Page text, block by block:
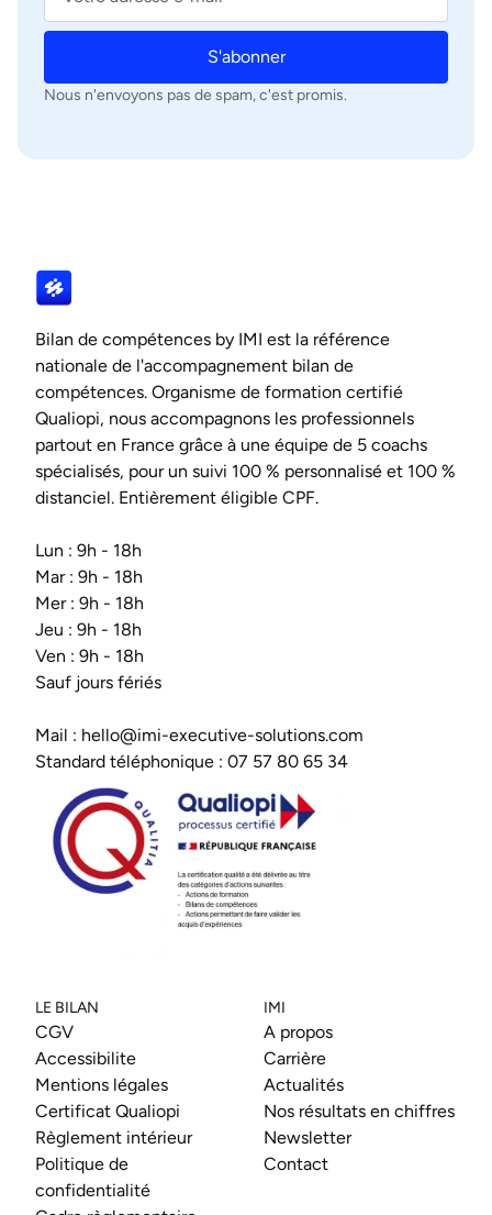
S'abonner
Nous n'envoyons pas de spam, c'est promis.
Bilan de compétences by IMI est la référence
nationale de l'accompagnement bilan de
compétences. Organisme de formation certifié
Qualiopi, nous accompagnons les professionnels
partout en France grâce à une équipe de 5 coachs
spécialisés, pour un suivi 100 % personnalisé et 100 %
distanciel. Entièrement éligible CPF.
Lun : 9h - 18h
Mar : 9h - 18h
Mer : 9h - 18h
Jeu : 9h - 18h
Ven : 9h - 18h
Sauf jours fériés
Mail : hello@imi-executive-solutions.com
Standard téléphonique : 07 57 80 65 34
LE BILAN
CGV
Accessibilite
Mentions légales
Certificat Qualiopi
Règlement intérieur
Politique de
confidentialité
IMI
A propos
Carrière
Actualités
Nos résultats en chiffres
Newsletter
Contact